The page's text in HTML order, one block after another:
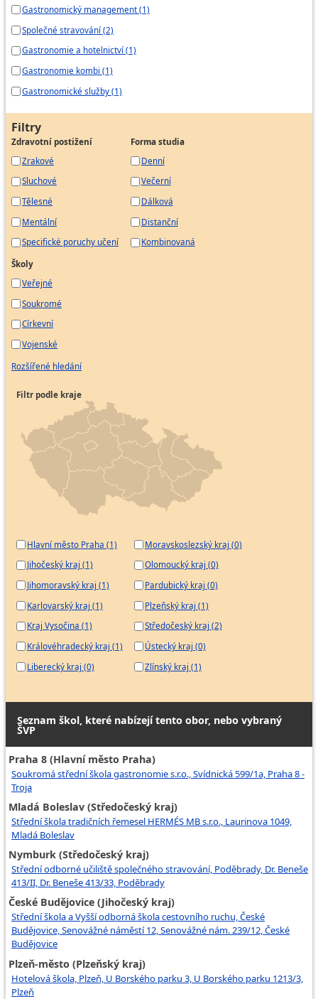
Gastronomický management (1)
Společné stravování (2)
Gastronomie a hotelnictví (1)
Gastronomie kombi (1)
Gastronomické služby (1)
Filtry
Zdravotní postižení
Zrakové
Sluchové
Tělesné
Mentální
Specifické poruchy učení
Forma studia
Denní
Večerní
Dálková
Distanční
Kombinovaná
Školy
Veřejné
Soukromé
Církevní
Vojenské
Rozšířené hledání
Filtr podle kraje
Hlavní město Praha (1)
Jihočeský kraj (1)
Jihomoravský kraj (1)
Karlovarský kraj (1)
Kraj Vysočina (1)
Královéhradecký kraj (1)
Liberecký kraj (0)
Moravskoslezský kraj (0)
Olomoucký kraj (0)
Pardubický kraj (0)
Plzeňský kraj (1)
Středočeský kraj (2)
Ústecký kraj (0)
Zlínský kraj (1)
Seznam škol, které nabízejí tento obor, nebo vybraný
ŠVP
Praha 8 (Hlavní město Praha)
Soukromá střední škola gastronomie s.r.o., Svídnická 599/1a, Praha 8 -
Troja
Mladá Boleslav (Středočeský kraj)
Střední škola tradičních řemesel HERMÉS MB s.r.o., Laurinova 1049,
Mladá Boleslav
Nymburk (Středočeský kraj)
Střední odborné učiliště společného stravování, Poděbrady, Dr. Beneše
413/II, Dr. Beneše 413/33, Poděbrady
České Budějovice (Jihočeský kraj)
Střední škola a Vyšší odborná škola cestovního ruchu, České
Budějovice, Senovážné náměstí 12, Senovážné nám. 239/12, České
Budějovice
Plzeň-město (Plzeňský kraj)
Hotelová škola, Plzeň, U Borského parku 3, U Borského parku 1213/3,
Plzeň